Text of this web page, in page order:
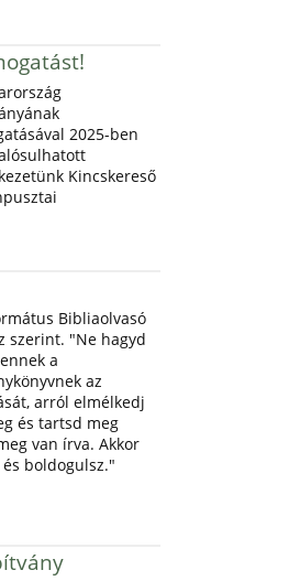
2025-ben
Kincskereső
Bibliaolvasó
szerint. "Ne hagyd
a
az
arról elmélkedj
és tartsd meg
van írva. Akkor
boldogulsz."